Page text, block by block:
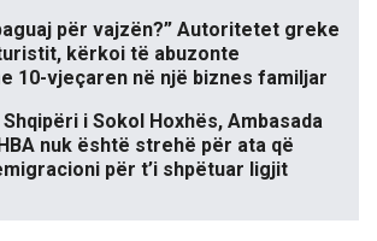
për vajzën?” Autoritetet greke
kërkoi të abuzonte
10-vjeçaren në një biznes familjar
i Sokol Hoxhës, Ambasada
nuk është strehë për ata që
për t’i shpëtuar ligjit